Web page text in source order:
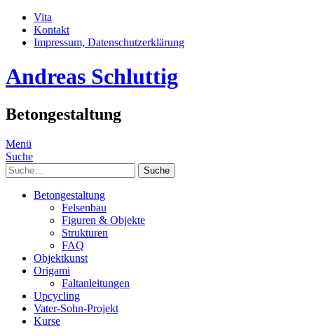
Vita
Kontakt
Impressum, Datenschutzerklärung
Andreas Schluttig
Betongestaltung
Menü
Suche
Suche
Betongestaltung
Felsenbau
Figuren & Objekte
Strukturen
FAQ
Objektkunst
Origami
Faltanleitungen
Upcycling
Vater-Sohn-Projekt
Kurse